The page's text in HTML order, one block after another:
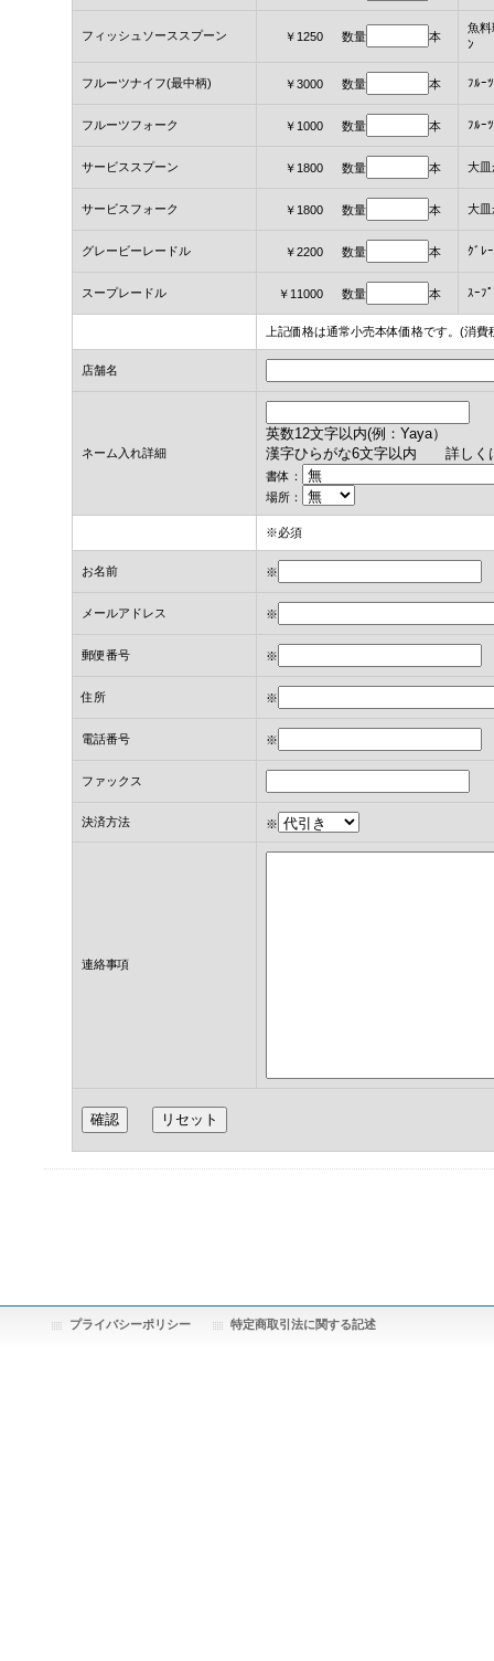
フィッシュソーススプーン ￥1250 数量 本
魚料
ﾝ
フルーツナイフ(最中柄) ￥3000 数量 本 ﾌﾙｰ
フルーツフォーク ￥1000 数量 本 ﾌﾙｰ
サービススプーン ￥1800 数量 本 大皿
サービスフォーク ￥1800 数量 本 大皿
グレービーレードル ￥2200 数量 本 ｸﾞﾚ
スープレードル ￥11000 数量 本 ｽｰﾌ
上記価格は通常小売本体価格です。(消費
店舗名
ネーム入れ詳細
英数12文字以内(例：Yaya）
漢字ひらがな6文字以内 詳しく
書体：
場所：
※必須
お名前 ※
メールアドレス ※
郵便番号 ※
住所 ※
電話番号 ※
ファックス
決済方法 ※
連絡事項
プライバシーポリシー 特定商取引法に関する記述